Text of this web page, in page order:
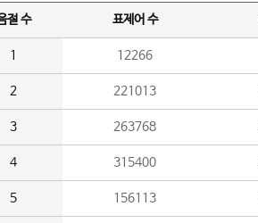
절 수 표제어 수
1 12266
2 221013
3 263768
4 315400
5 156113